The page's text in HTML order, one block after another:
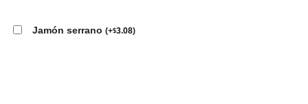
Jamón serrano (+$3.08)